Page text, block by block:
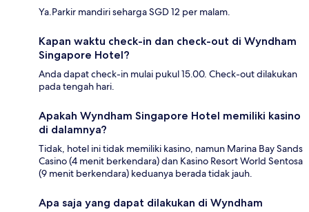
Ya.Parkir mandiri seharga SGD 12 per malam.
Kapan waktu check-in dan check-out di Wyndham
Singapore Hotel?
Anda dapat check-in mulai pukul 15.00. Check-out dilakukan
pada tengah hari.
Apakah Wyndham Singapore Hotel memiliki kasino
di dalamnya?
Tidak, hotel ini tidak memiliki kasino, namun Marina Bay Sands
Casino (4 menit berkendara) dan Kasino Resort World Sentosa
(9 menit berkendara) keduanya berada tidak jauh.
Apa saja yang dapat dilakukan di Wyndham